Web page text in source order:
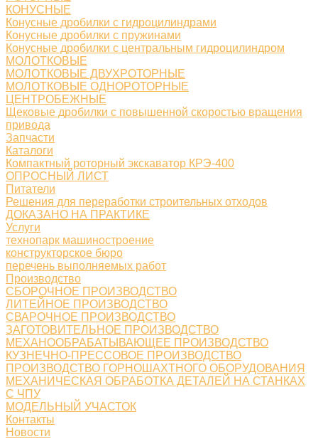
КОНУСНЫЕ
Конусные дробилки с гидроцилиндрами
Конусные дробилки с пружинами
Конусные дробилки с центральным гидроцилиндром
МОЛОТКОВЫЕ
МОЛОТКОВЫЕ ДВУХРОТОРНЫЕ
МОЛОТКОВЫЕ ОДНОРОТОРНЫЕ
ЦЕНТРОБЕЖНЫЕ
Щековые дробилки с повышенной скоростью вращения
привода
Запчасти
Каталоги
Компактный роторный экскаватор КРЭ-400
ОПРОСНЫЙ ЛИСТ
Питатели
Решения для переработки строительных отходов
ДОКАЗАНО НА ПРАКТИКЕ
Услуги
технопарк машиностроение
конструкторское бюро
перечень выполняемых работ
Производство
СБОРОЧНОЕ ПРОИЗВОДСТВО
ЛИТЕЙНОЕ ПРОИЗВОДСТВО
СВАРОЧНОЕ ПРОИЗВОДСТВО
ЗАГОТОВИТЕЛЬНОЕ ПРОИЗВОДСТВО
МЕХАНООБРАБАТЫВАЮЩЕЕ ПРОИЗВОДСТВО
КУЗНЕЧНО-ПРЕССОВОЕ ПРОИЗВОДСТВО
ПРОИЗВОДСТВО ГОРНОШАХТНОГО ОБОРУДОВАНИЯ
МЕХАНИЧЕСКАЯ ОБРАБОТКА ДЕТАЛЕЙ НА СТАНКАХ
С ЧПУ
МОДЕЛЬНЫЙ УЧАСТОК
Контакты
Новости